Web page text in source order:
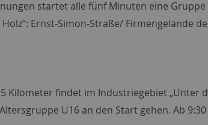
startet alle fünf Minuten eine
Ernst-Simon-Straße/ Firmengelände
Kilometer findet im Industriegebiet „Unter
U16 an den Start gehen. Ab